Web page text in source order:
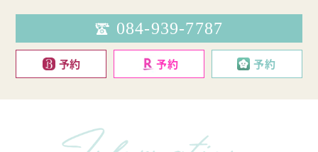
084-939-7787
予約 予約 予約